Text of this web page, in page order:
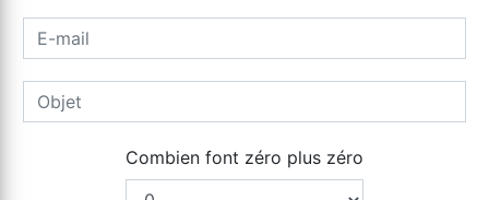
Combien font zéro plus zéro